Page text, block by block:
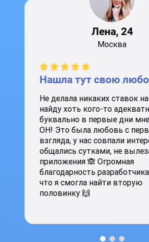
Лена, 24
Москва
Нашла тут свою
Не делала никаких ставок
найду хоть кого-то
буквально в первые дни
ОН! Это была любовь с
взгляда, у нас совпали
общались сутками, не
приложения 🙈 Огромная
благодарность
что я смогла найти вторую
половинку 🙌